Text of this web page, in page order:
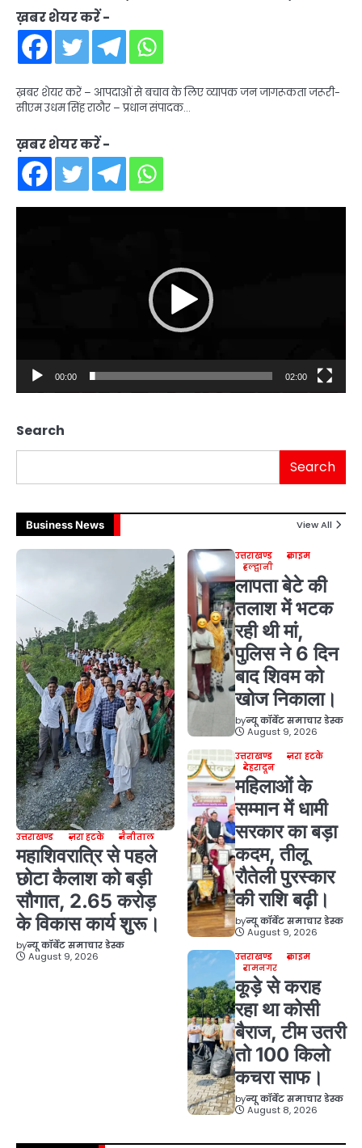
ख़बर शेयर करें -
ख़बर शेयर करें – आपदाओं से बचाव के लिए व्यापक जन जागरूकता जरूरी-
सीएम उधम सिंह राठौर – प्रधान संपादक…
ख़बर शेयर करें -
00:00 02:00
Search
Search
Business News View All
उत्तराखण्ड ज़रा हटके नैनीताल
महाशिवरात्रि से पहले
छोटा कैलाश को बड़ी
सौगात, 2.65 करोड़
के विकास कार्य शुरू।
byन्यू कॉर्बेट समाचार डेस्क
August 9, 2026
उत्तराखण्ड
क्राइम
हल्द्वानी
लापता बेटे की
तलाश में भटक
रही थी मां,
पुलिस ने 6 दिन
बाद शिवम को
खोज निकाला।
byन्यू कॉर्बेट समाचार डेस्क
August 9, 2026
उत्तराखण्ड
ज़रा हटके
देहरादून
महिलाओं के
सम्मान में धामी
सरकार का बड़ा
कदम, तीलू
रौतेली पुरस्कार
की राशि बढ़ी।
byन्यू कॉर्बेट समाचार डेस्क
August 9, 2026
उत्तराखण्ड
क्राइम
रामनगर
कूड़े से कराह
रहा था कोसी
बैराज, टीम उतरी
तो 100 किलो
कचरा साफ।
byन्यू कॉर्बेट समाचार डेस्क
August 8, 2026